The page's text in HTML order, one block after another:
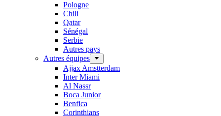
Pologne
Chili
Qatar
Sénégal
Serbie
Autres pays
Autres équipes
Ajjax Amstterdam
Inter Miami
Al Nassr
Boca Junior
Benfica
Corinthians